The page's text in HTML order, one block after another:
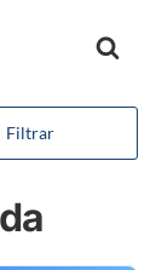
Filtrar